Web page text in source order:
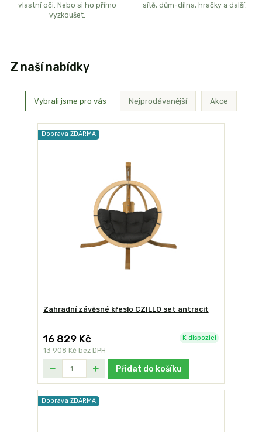
vlastní oči. Nebo si ho přímo
vyzkoušet.
sítě, dům-dílna, hračky a další.
Z naší nabídky
Vybrali jsme pro vás Nejprodávanější Akce
Doprava ZDARMA
Zahradní závěsné křeslo CZILLO set antracit
16 829 Kč
13 908 Kč bez DPH
K dispozici
Přidat do košíku
Doprava ZDARMA